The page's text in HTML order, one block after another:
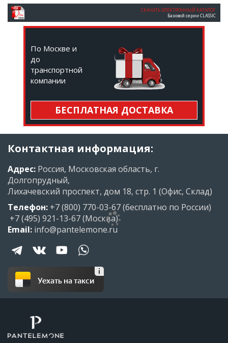
СКАЧАТЬ ЭЛЕКТРОННЫЙ КАТАЛОГ
Базовой серии CLASSIC
По Москве и
до
транспортной
компании
БЕСПЛАТНАЯ ДОСТАВКА
Контактная информация:
Адрес: Россия, Московская область, г.
Долгопрудный,
Лихачевский проспект, дом 18, стр. 1 (Офис, Склад)
Телефон: +7 (800) 770-03-67(бесплатно по России)
+7 (495) 921-13-67(Москва)
Email: info@pantelemone.ru
Уехать на такси